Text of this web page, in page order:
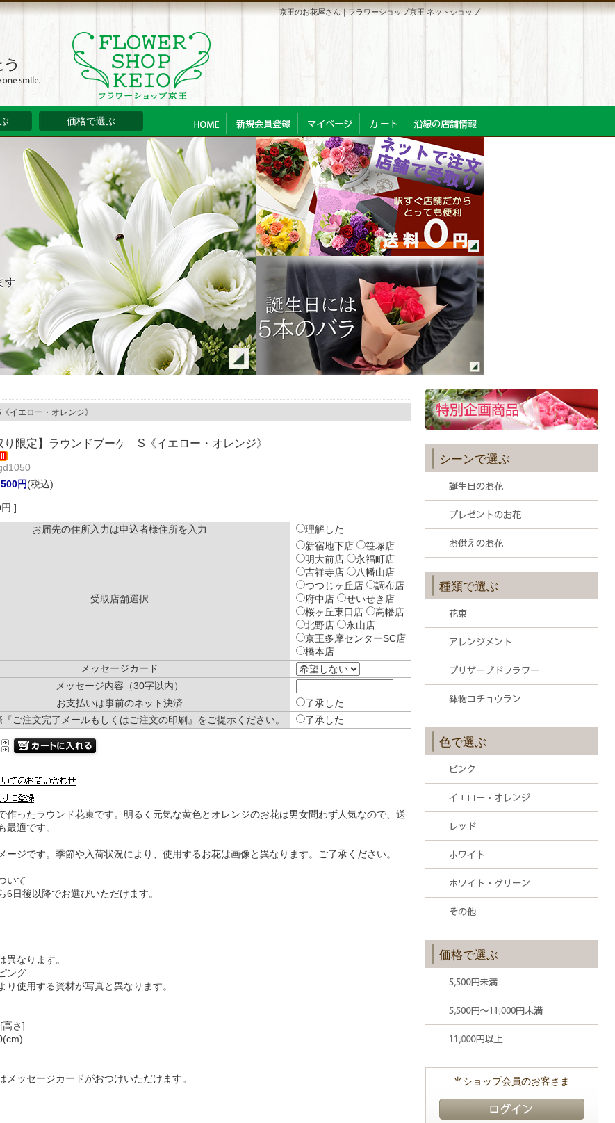
京王のお花屋さん｜フラワーショップ京王 ネットショップ
価格で選ぶ
イエロー・オレンジ》
り限定】ラウンドブーケ S《イエロー・オレンジ》
円(税込)
]
お届先の住所入力は申込者様住所を入力
理解した
受取店舗選択
新宿地下店
笹塚店
明大前店
永福町店
吉祥寺店
八幡山店
つつじヶ丘店
調布店
府中店
せいせき店
桜ヶ丘東口店
高幡店
北野店
永山店
京王多摩センターSC店
橋本店
メッセージカード
メッセージ内容（30字以内）
お支払いは事前のネット決済
了承した
ご注文完了メールもしくはご注文の印刷』をご提示ください。
了承した
作ったラウンド花束です。明るく元気な黄色とオレンジのお花は男女問わず人気なので、送
最適です。
ージです。季節や入荷状況により、使用するお花は画像と異なります。ご了承ください。
いて
6日後以降でお選びいただけます。
なります。
ング
使用する資材が写真と異なります。
高さ]
メッセージカードがおつけいただけます。
シーンで選ぶ
種類で選ぶ
色で選ぶ
価格で選ぶ
当ショップ会員のお客さま